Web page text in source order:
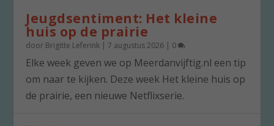
Jeugdsentiment: Het kleine
huis op de prairie
door Brigitte Leferink |7 augustus 2026 | 0
Elke week geven we op Meerdanvijftig.nl een tip
om naar te kijken. Deze week Het kleine huis op
de prairie, een nieuwe Netflixserie.